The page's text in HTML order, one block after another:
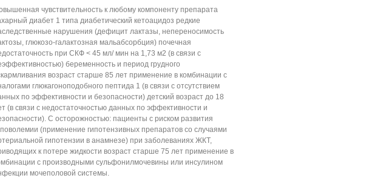
чувствительность к любому компоненту препарата
диабет 1 типа диабетический кетоацидоз редкие
нарушения (дефицит лактазы, непереносимость
глюкозо-галактозная мальабсорбция) почечная
при СКФ < 45 мл/ мин на 1,73 м2 (в связи с
беременность и период грудного
возраст старше 85 лет применение в комбинации с
глюкагоноподобного пептида 1 (в связи с отсутствием
по эффективности и безопасности) детский возраст до 18
(в связи с недостаточностью данных по эффективности и
С осторожностью: пациенты с риском развития
(применение гипотензивных препаратов со случаями
гипотензии в анамнезе) при заболеваниях ЖКТ,
к потере жидкости возраст старше 75 лет применение в
с производными сульфонилмочевины или инсулином
мочеполовой системы.